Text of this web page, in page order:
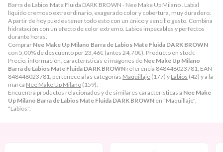
Barra de Labios Mate Fluida DARK BROWN - Nee Make Up Milano . Labial
líquido cremoso extraordinario, exagerado color y cobertura, muy duradero.
A partir de hoy puedes tener todo esto con un único y sencillo gesto. Combina
hidratación con un efecto de color extremo. Labios impecables y perfectos
durante horas.
Comprar Nee Make Up Milano Barra de Labios Mate Fluida DARK BROWN
con 5,00% de descuento por 23,46€ (antes 24,70€). Producto en stock.
Precio, información, características e imágenes de Nee Make Up Milano
Barra de Labios Mate Fluida DARK BROWN referencia 848448023781, EAN
848448023781, pertenece a las categorías Maquillaje (177) y Labios (42) y a la
marca Nee Make Up Milano (159).
Encuentra productos relacionados y de similares características a Nee Make
Up Milano Barra de Labios Mate Fluida DARK BROWN en "Maquillaje",
"Labios".